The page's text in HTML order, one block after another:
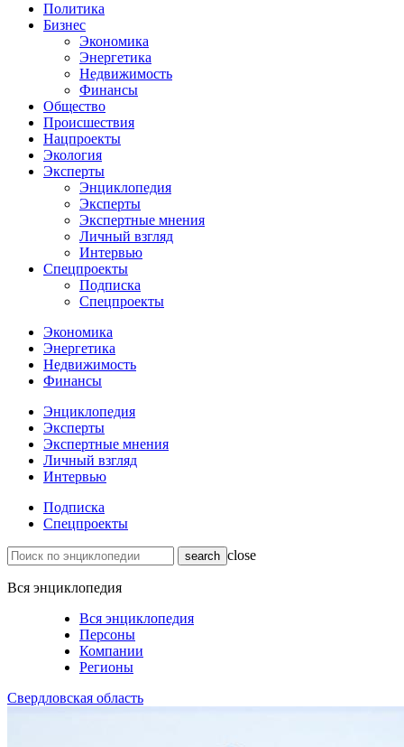
Политика
Бизнес
Экономика
Энергетика
Недвижимость
Финансы
Общество
Происшествия
Нацпроекты
Экология
Эксперты
Энциклопедия
Эксперты
Экспертные мнения
Личный взгляд
Интервью
Спецпроекты
Подписка
Спецпроекты
Экономика
Энергетика
Недвижимость
Финансы
Энциклопедия
Эксперты
Экспертные мнения
Личный взгляд
Интервью
Подписка
Спецпроекты
close
Вся энциклопедия
Вся энциклопедия
Персоны
Компании
Регионы
Свердловская область